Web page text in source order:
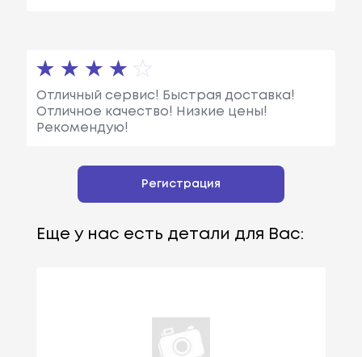
Отличный сервис! Быстрая доставка!
Отличное качество! Низкие цены!
Рекомендую!
Регистрация
Еще у нас есть детали для Вас: